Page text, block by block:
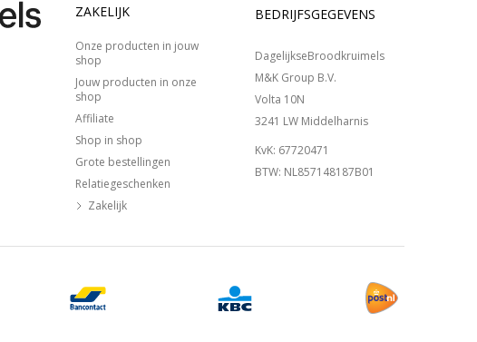
ZAKELIJK
Onze producten in jouw
shop
Jouw producten in onze
shop
Affiliate
Shop in shop
Grote bestellingen
Relatiegeschenken
Zakelijk
BEDRIJFSGEGEVENS
DagelijkseBroodkruimels
M&K Group B.V.
Volta 10N
3241 LW Middelharnis
KvK: 67720471
BTW: NL857148187B01